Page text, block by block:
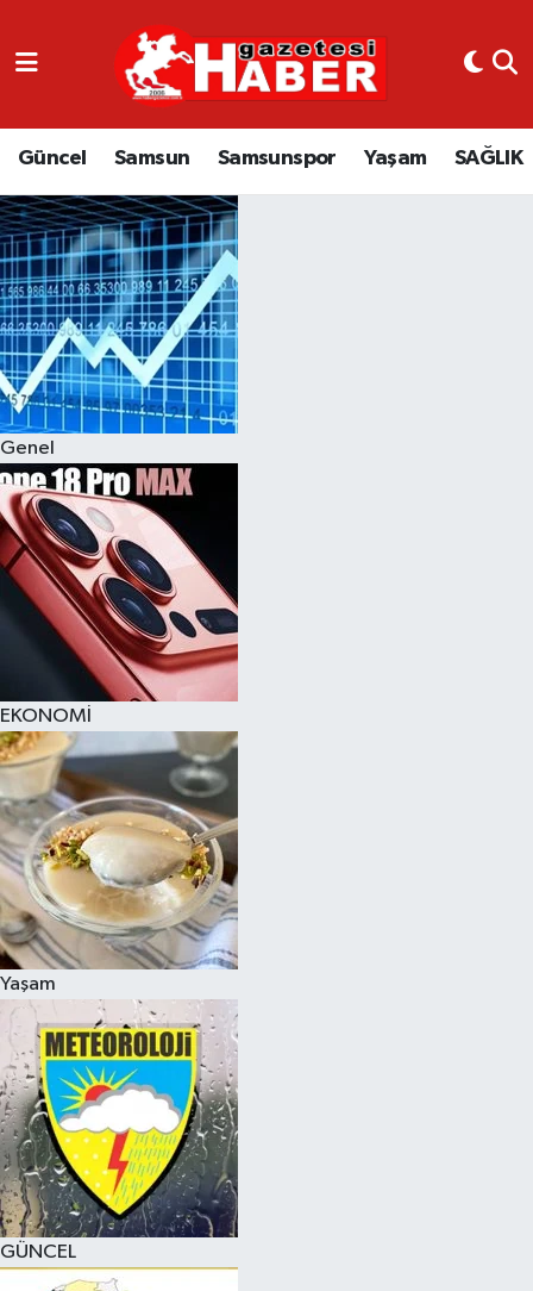
Güncel Samsun Samsunspor Yaşam SAĞLIK
Genel
EKONOMİ
Yaşam
GÜNCEL
GÜNCEL
SAMSUN
SAMSUNSPOR
EKONOMİ
YAŞAM